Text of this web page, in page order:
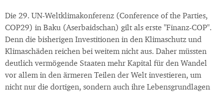
Die 29. UN-Weltklimakonferenz (Conference of the Parties,
COP29) in Baku (Aserbaidschan) gilt als erste "Finanz-COP".
Denn die bisherigen Investitionen in den Klimaschutz und
Klimaschäden reichen bei weitem nicht aus. Daher müssten
deutlich vermögende Staaten mehr Kapital für den Wandel
vor allem in den ärmeren Teilen der Welt investieren, um
nicht nur die dortigen, sondern auch ihre Lebensgrundlagen